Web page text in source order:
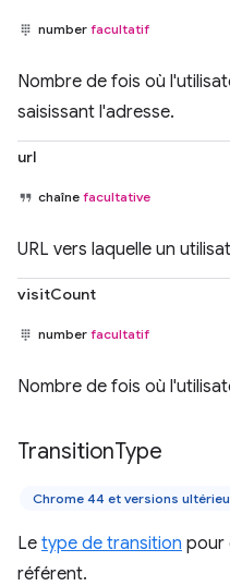
number facultatif
Nombre de fois où
saisissant l'adresse.
url
chaîne facultative
URL vers laquelle un
visitCount
number facultatif
Nombre de fois où
TransitionType
Chrome 44 et versions
Le type de transition pour
référent.